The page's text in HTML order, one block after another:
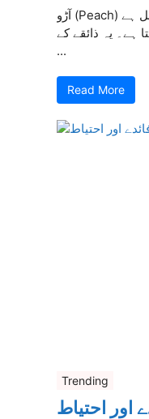
آڑو (Peach) ایک رسیلا اور ٹھنڈک دینے والا پھل ہے
ہے۔ یہ ذائقے کے
...
Read More
Trending
اور احتیاط